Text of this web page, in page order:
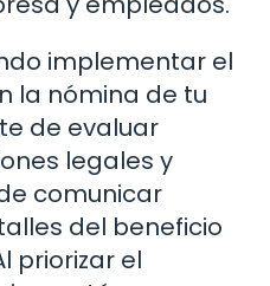
implementar el
la nómina de tu
de evaluar
legales y
comunicar
del beneficio
priorizar el